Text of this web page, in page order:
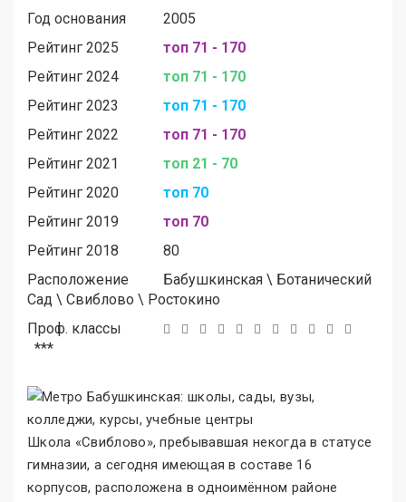
Год основания
2005
Рейтинг 2025
топ 71 - 170
Рейтинг 2024
топ 71 - 170
Рейтинг 2023
топ 71 - 170
Рейтинг 2022
топ 71 - 170
Рейтинг 2021
топ 21 - 70
Рейтинг 2020
топ 70
Рейтинг 2019
топ 70
Рейтинг 2018
80
Расположение
Бабушкинская \ Ботанический
Сад \ Свиблово \ Ростокино
Проф. классы
***
Школа «Свиблово», пребывавшая некогда в статусе
гимназии, а сегодня имеющая в составе 16
корпусов, расположена в одноимённом районе